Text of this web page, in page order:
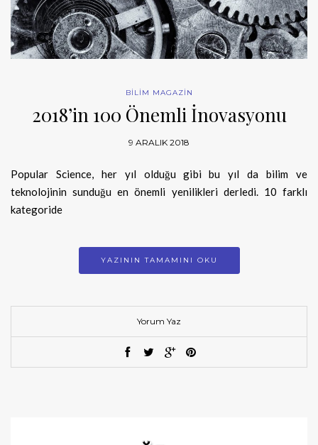
BİLİM MAGAZİN
2018’in 100 Önemli İnovasyonu
9 ARALIK 2018
Popular Science, her yıl olduğu gibi bu yıl da bilim ve
teknolojinin sunduğu en önemli yenilikleri derledi. 10 farklı
kategoride
YAZININ TAMAMINI OKU
Yorum Yaz